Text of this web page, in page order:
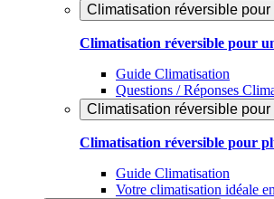
Climatisation réversible
Climatisation réversible pour
Guide Climatisation
Questions / Réponses
Climatisation réversible
Climatisation réversible pour
Guide Climatisation
Votre climatisation idéale